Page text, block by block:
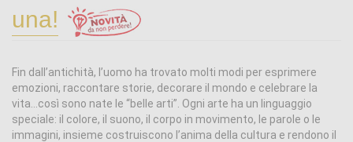
una!
Fin dall’antichità, l’uomo ha trovato molti modi per esprimere
emozioni, raccontare storie, decorare il mondo e celebrare la
vita…così sono nate le “belle arti”. Ogni arte ha un linguaggio
speciale: il colore, il suono, il corpo in movimento, le parole o le
immagini, insieme costruiscono l’anima della cultura e rendono il